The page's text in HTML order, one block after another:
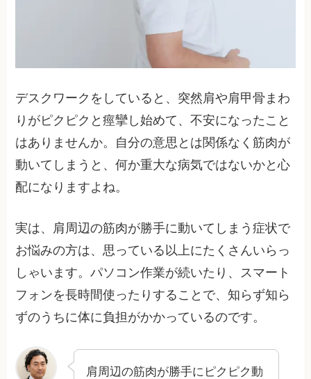
デスクワークをしていると、突然肩や肩甲骨まわ
りがピクピクと痙攣し始めて、不安になったこと
はありませんか。自分の意思とは関係なく筋肉が
動いてしまうと、何か重大な病気ではないかと心
配になりますよね。
実は、肩周辺の筋肉が勝手に動いてしまう症状で
お悩みの方は、思っている以上にたくさんいらっ
しゃいます。パソコン作業が続いたり、スマート
フォンを長時間使ったりすることで、知らず知ら
ずのうちに体に負担がかかっているのです。
肩周辺の筋肉が勝手にピクピク動